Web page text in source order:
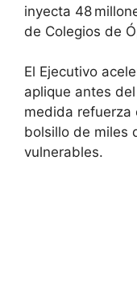
inyecta 48
de Colegios de
El Ejecutivo
aplique antes
medida refuerza
bolsillo de miles
vulnerables.